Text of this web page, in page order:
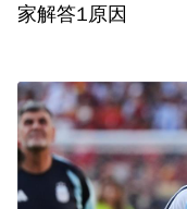
家解答1原因